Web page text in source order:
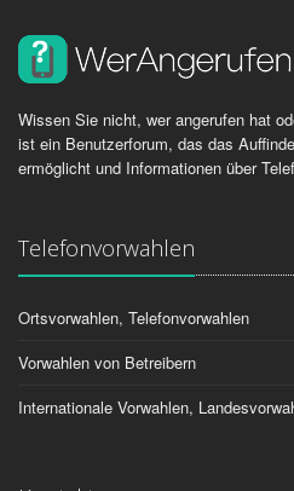
Wissen Sie nicht, wer angerufen hat
ist ein Benutzerforum, das das
ermöglicht und Informationen über
Telefonvorwahlen
Ortsvorwahlen, Telefonvorwahlen
Vorwahlen von Betreibern
Internationale Vorwahlen,